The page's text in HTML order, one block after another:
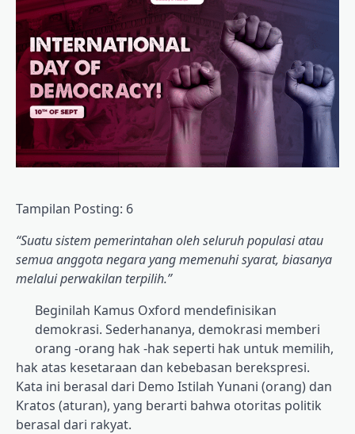
Tampilan Posting: 6
“Suatu sistem pemerintahan oleh seluruh populasi atau
semua anggota negara yang memenuhi syarat, biasanya
melalui perwakilan terpilih.”
Beginilah Kamus Oxford mendefinisikan
demokrasi. Sederhananya, demokrasi memberi
orang -orang hak -hak seperti hak untuk memilih,
hak atas kesetaraan dan kebebasan berekspresi.
Kata ini berasal dari Demo Istilah Yunani (orang) dan
Kratos (aturan), yang berarti bahwa otoritas politik
berasal dari rakyat.